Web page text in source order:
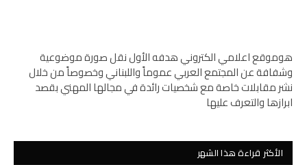
هوموقع اعلامي الكتروني هدفه الأول نقل صورة موضوعية
وشفافة عن المجتمع العربي عموماً واللبناني وخصوصاً من خلال
نشر مقابلات خاصة مع شخصيات رائدة في مجالها المهني بقصد
ابرازها والتعرف عليها
الأكثر قراءة هذا الشهر